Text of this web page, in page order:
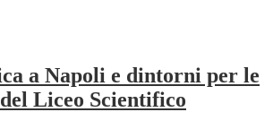
a Napoli e dintorni per le
Liceo Scientifico